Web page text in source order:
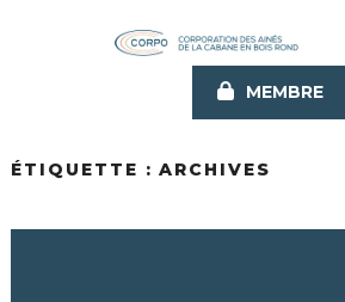
MEMBRE
ÉTIQUETTE :ARCHIVES